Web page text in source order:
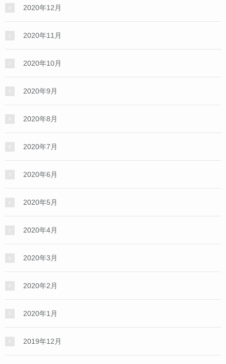
2020年12月
2020年11月
2020年10月
2020年9月
2020年8月
2020年7月
2020年6月
2020年5月
2020年4月
2020年3月
2020年2月
2020年1月
2019年12月